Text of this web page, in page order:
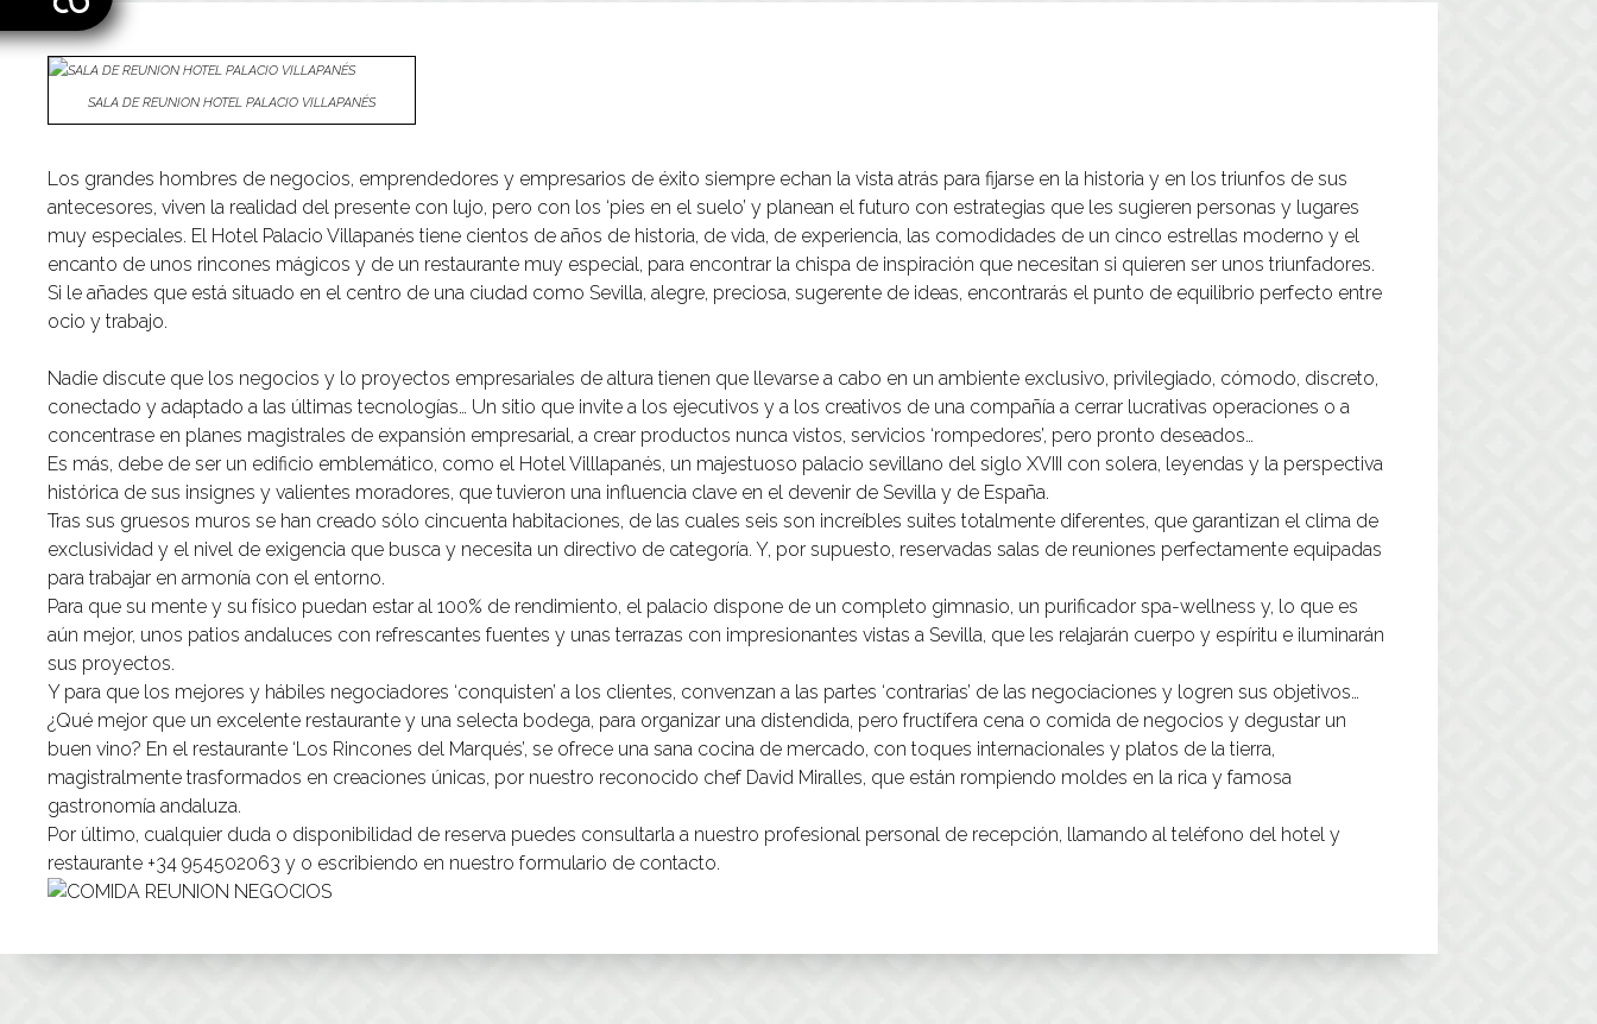
SALA DE REUNION HOTEL PALACIO VILLAPANÉS
Los grandes hombres de negocios, emprendedores y empresarios de éxito siempre echan la vista atrás para fijarse en la historia y en los triunfos de sus
antecesores, viven la realidad del presente con lujo, pero con los ‘pies en el suelo’ y planean el futuro con estrategias que les sugieren personas y lugares
muy especiales. El Hotel Palacio Villapanés tiene cientos de años de historia, de vida, de experiencia, las comodidades de un cinco estrellas moderno y el
encanto de unos rincones mágicos y de un restaurante muy especial, para encontrar la chispa de inspiración que necesitan si quieren ser unos triunfadores.
Si le añades que está situado en el centro de una ciudad como Sevilla, alegre, preciosa, sugerente de ideas, encontrarás el punto de equilibrio perfecto entre
ocio y trabajo.
Nadie discute que los negocios y lo proyectos empresariales de altura tienen que llevarse a cabo en un ambiente exclusivo, privilegiado, cómodo, discreto,
conectado y adaptado a las últimas tecnologías… Un sitio que invite a los ejecutivos y a los creativos de una compañía a cerrar lucrativas operaciones o a
concentrase en planes magistrales de expansión empresarial, a crear productos nunca vistos, servicios ‘rompedores’, pero pronto deseados…
Es más, debe de ser un edificio emblemático, como el HotelVilllapanés, un majestuoso palacio sevillano del siglo XVIII con solera, leyendas y la perspectiva
histórica de sus insignes y valientes moradores, que tuvieron una influencia clave en el devenir de Sevilla y de España.
Tras sus gruesos muros se han creado sólo cincuenta habitaciones, de las cuales seis son increíbles suites totalmente diferentes, que garantizan el clima de
exclusividad y el nivel de exigencia que busca y necesita un directivo de categoría. Y, por supuesto, reservadas salas de reuniones perfectamente equipadas
para trabajar en armonía con el entorno.
Para que su mente y su físico puedan estar al 100% de rendimiento, el palacio dispone de un completo gimnasio, un purificador spa-wellness y, lo que es
aún mejor, unos patios andaluces con refrescantes fuentes y unas terrazas con impresionantes vistas a Sevilla, que les relajarán cuerpo y espíritu e iluminarán
sus proyectos.
Y para que los mejores y hábiles negociadores ‘conquisten’ a los clientes, convenzan a las partes ‘contrarias’ de las negociaciones y logren sus objetivos…
¿Qué mejor que un excelente restaurante y una selecta bodega, para organizar una distendida, pero fructífera cena o comida de negocios y degustar un
buen vino? En el restaurante ‘Los Rincones del Marqués’, se ofrece una sana cocina de mercado, con toques internacionales y platos de la tierra,
magistralmente trasformados en creaciones únicas, por nuestro reconocido chef David Miralles, que están rompiendo moldes en la rica y famosa
gastronomía andaluza.
Por último, cualquier duda o disponibilidad de reserva puedes consultarla a nuestro profesional personal de recepción, llamando al teléfono del hotel y
restaurante +34 954502063 y o escribiendo en nuestro formulario de contacto.